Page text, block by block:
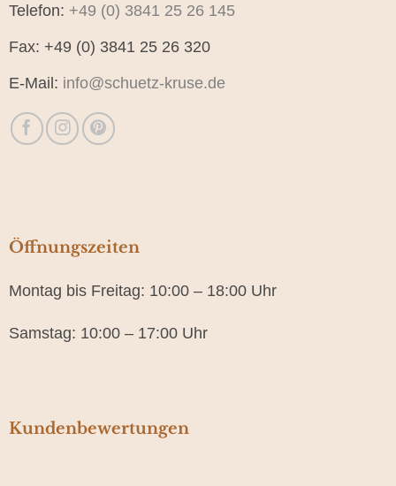
Telefon: +49 (0) 3841 25 26 145
Fax: +49 (0) 3841 25 26 320
E-Mail: info@schuetz-kruse.de
Öffnungszeiten
Montag bis Freitag: 10:00 – 18:00 Uhr
Samstag: 10:00 – 17:00 Uhr
Kundenbewertungen